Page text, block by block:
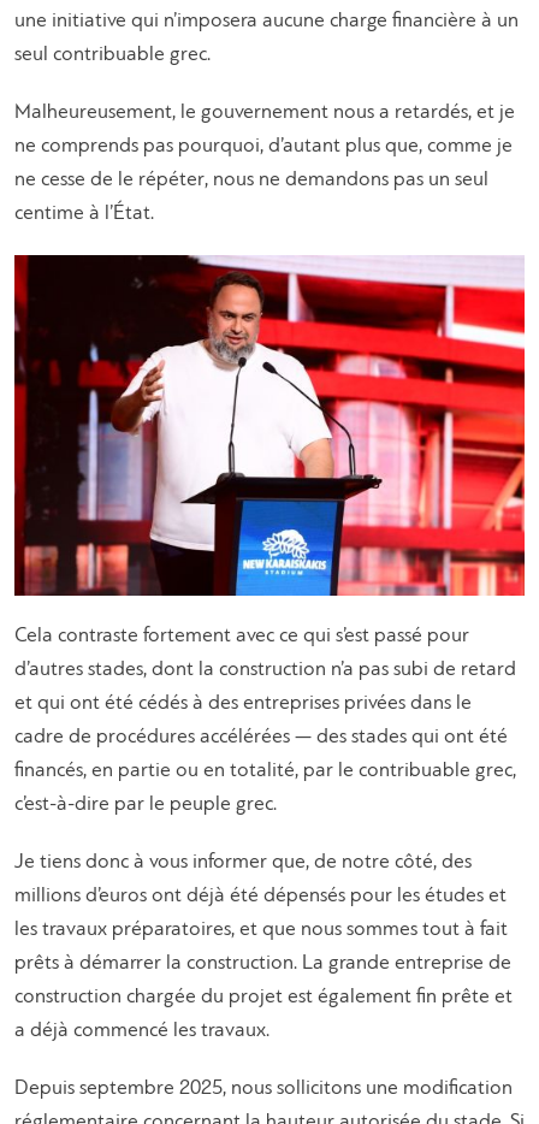
une initiative qui n’imposera aucune charge financière à un
seul contribuable grec.
Malheureusement, le gouvernement nous a retardés, et je
ne comprends pas pourquoi, d’autant plus que, comme je
ne cesse de le répéter, nous ne demandons pas un seul
centime à l’État.
Cela contraste fortement avec ce qui s’est passé pour
d’autres stades, dont la construction n’a pas subi de retard
et qui ont été cédés à des entreprises privées dans le
cadre de procédures accélérées — des stades qui ont été
financés, en partie ou en totalité, par le contribuable grec,
c’est-à-dire par le peuple grec.
Je tiens donc à vous informer que, de notre côté, des
millions d’euros ont déjà été dépensés pour les études et
les travaux préparatoires, et que nous sommes tout à fait
prêts à démarrer la construction. La grande entreprise de
construction chargée du projet est également fin prête et
a déjà commencé les travaux.
Depuis septembre 2025, nous sollicitons une modification